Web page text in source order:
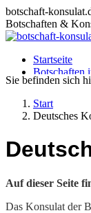
Zum
Inhalt
springen
botschaft-
Botschaften &
Startseite
Botschaften
Botschaften
Deutsche
Visum
Sie befinden sich
Start
Deutsches
Auf dieser Seite
Das Konsulat der